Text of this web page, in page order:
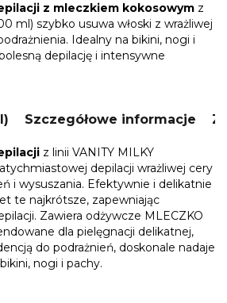
z mleczkiem kokosowym z
ml) szybko usuwa włoski z wrażliwej
Idealny na bikini, nogi i
depilację i intensywne
Szczegółowe informacje
z linii VANITY MILKY
depilacji wrażliwej cery
i wysuszania. Efektywnie i delikatnie
te najkrótsze, zapewniając
Zawiera odżywcze MLECZKO
dla pielęgnacji delikatnej,
do podrażnień, doskonale nadaje
nogi i pachy.